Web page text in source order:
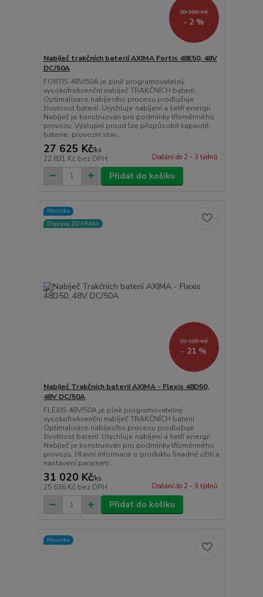
28 200 Kč
- 2 %
Nabíječ trakčních baterií AXIMA Fortis 48E50, 48V
DC/50A
FORTIS 48V/50A je plně programovatelný
vysokofrekvenční nabíječ TRAKČNÍCH baterií.
Optimalizace nabíjecího procesu prodlužuje
životnost baterií. Urychluje nabíjení a šetří energii.
Nabíječ je konstruován pro podmínky třísměnného
provozu. Výstupní proud lze přizpůsobit kapacitě
baterie, provozní stav...
27 625 Kč/ks
22 831 Kč bez DPH Dodání do 2 - 3 týdnů
Přidat do košíku
Novinka
Doprava ZDARMA
39 120 Kč
- 21 %
Nabíječ Trakčních baterií AXIMA - Flexis 48D50,
48V DC/50A
FLEXIS 48V/50A je plně programovatelný
vysokofrekvenční nabíječ TRAKČNÍCH baterií.
Optimalizace nabíjecího procesu prodlužuje
životnost baterií. Urychluje nabíjení a šetří energii.
Nabíječ je konstruován pro podmínky třísměnného
provozu. Hlavní informace o produktu Snadné užití a
nastavení parametr...
31 020 Kč/ks
25 636 Kč bez DPH Dodání do 2 - 3 týdnů
Přidat do košíku
Novinka